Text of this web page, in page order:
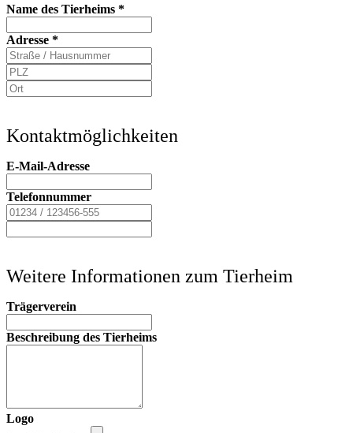
Name des Tierheims *
Adresse *
Kontaktmöglichkeiten
E-Mail-Adresse
Telefonnummer
Weitere Informationen zum Tierheim
Trägerverein
Beschreibung des Tierheims
Logo